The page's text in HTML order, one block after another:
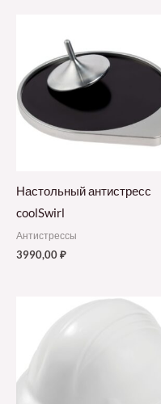
Настольный антистресс
coolSwirl
Антистрессы
3990,00₽